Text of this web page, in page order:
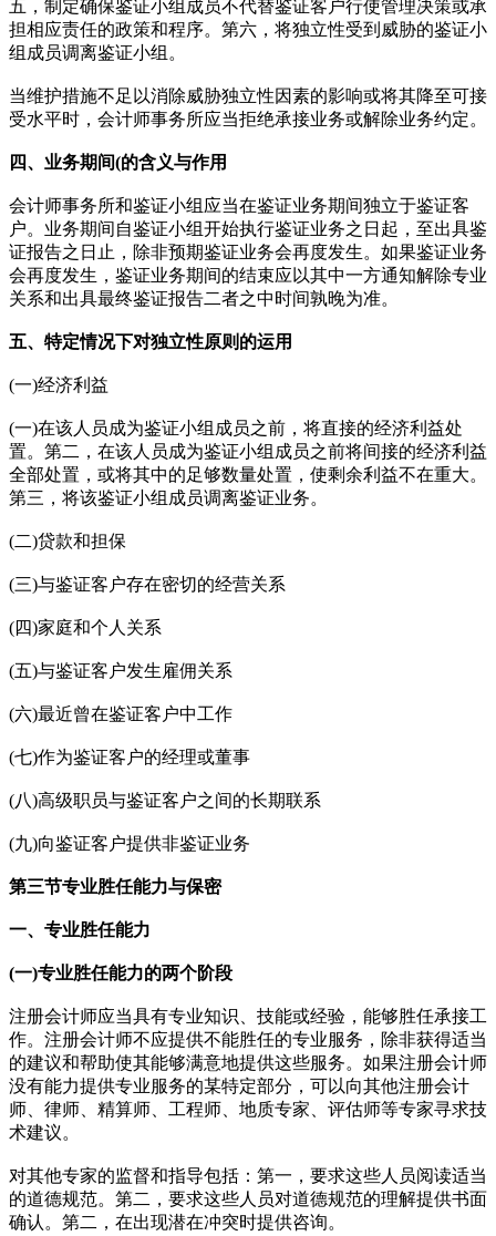
五，制定确保鉴证小组成员不代替鉴证客户行使管理决策或承
担相应责任的政策和程序。第六，将独立性受到威胁的鉴证小
组成员调离鉴证小组。
当维护措施不足以消除威胁独立性因素的影响或将其降至可接
受水平时，会计师事务所应当拒绝承接业务或解除业务约定。
四、业务期间(的含义与作用
会计师事务所和鉴证小组应当在鉴证业务期间独立于鉴证客
户。业务期间自鉴证小组开始执行鉴证业务之日起，至出具鉴
证报告之日止，除非预期鉴证业务会再度发生。如果鉴证业务
会再度发生，鉴证业务期间的结束应以其中一方通知解除专业
关系和出具最终鉴证报告二者之中时间孰晚为准。
五、特定情况下对独立性原则的运用
(一)经济利益
(一)在该人员成为鉴证小组成员之前，将直接的经济利益处
置。第二，在该人员成为鉴证小组成员之前将间接的经济利益
全部处置，或将其中的足够数量处置，使剩余利益不在重大。
第三，将该鉴证小组成员调离鉴证业务。
(二)贷款和担保
(三)与鉴证客户存在密切的经营关系
(四)家庭和个人关系
(五)与鉴证客户发生雇佣关系
(六)最近曾在鉴证客户中工作
(七)作为鉴证客户的经理或董事
(八)高级职员与鉴证客户之间的长期联系
(九)向鉴证客户提供非鉴证业务
第三节专业胜任能力与保密
一、专业胜任能力
(一)专业胜任能力的两个阶段
注册会计师应当具有专业知识、技能或经验，能够胜任承接工
作。注册会计师不应提供不能胜任的专业服务，除非获得适当
的建议和帮助使其能够满意地提供这些服务。如果注册会计师
没有能力提供专业服务的某特定部分，可以向其他注册会计
师、律师、精算师、工程师、地质专家、评估师等专家寻求技
术建议。
对其他专家的监督和指导包括：第一，要求这些人员阅读适当
的道德规范。第二，要求这些人员对道德规范的理解提供书面
确认。第二，在出现潜在冲突时提供咨询。